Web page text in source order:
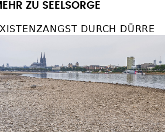
ZU SEELSORGE
DURCH DÜRRE